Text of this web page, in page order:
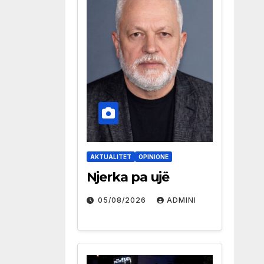
AKTUALITET OPINIONE
Njerka pa ujë
05/08/2026 ADMINI